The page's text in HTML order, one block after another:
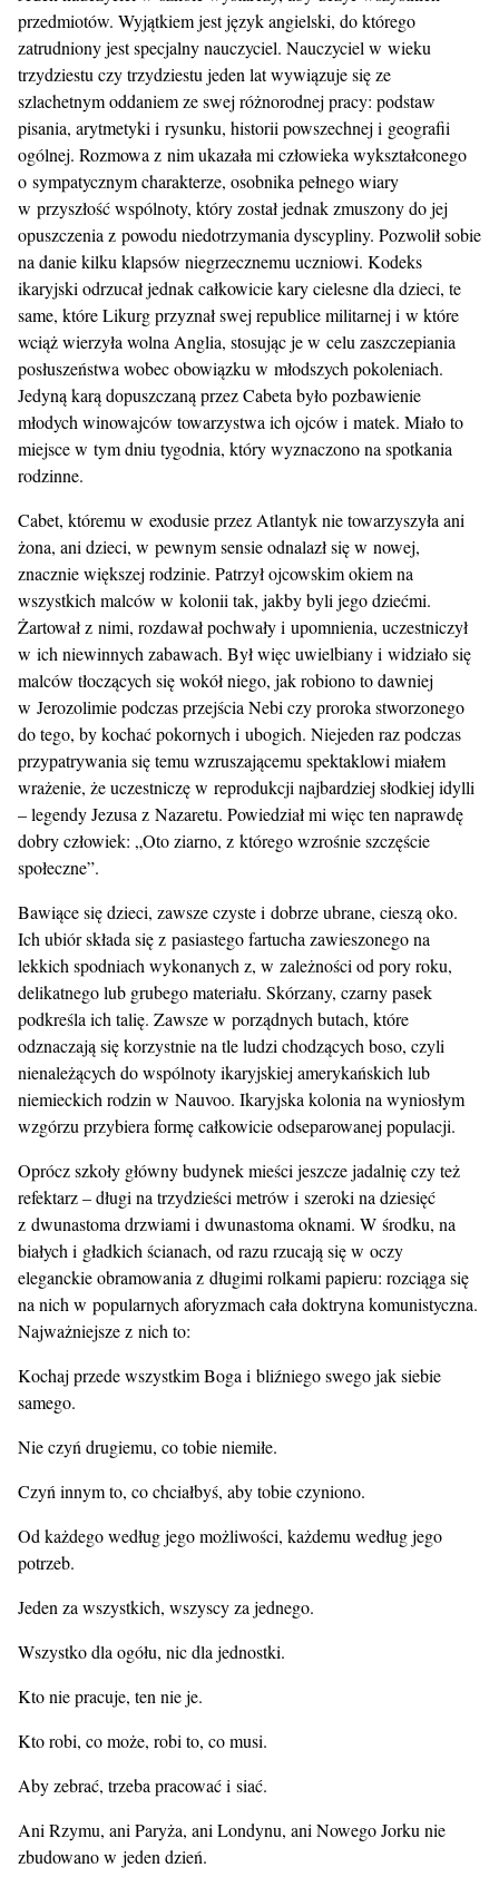
przedmiotów. Wyjątkiem jest język angielski, do którego
zatrudniony jest specjalny nauczyciel. Nauczyciel w wieku
trzydziestu czy trzydziestu jeden lat wywiązuje się ze
szlachetnym oddaniem ze swej różnorodnej pracy: podstaw
pisania, arytmetyki i rysunku, historii powszechnej i geografii
ogólnej. Rozmowa z nim ukazała mi człowieka wykształconego
o sympatycznym charakterze, osobnika pełnego wiary
w przyszłość wspólnoty, który został jednak zmuszony do jej
opuszczenia z powodu niedotrzymania dyscypliny. Pozwolił sobie
na danie kilku klapsów niegrzecznemu uczniowi. Kodeks
ikaryjski odrzucał jednak całkowicie kary cielesne dla dzieci, te
same, które Likurg przyznał swej republice militarnej i w które
wciąż wierzyła wolna Anglia, stosując je w celu zaszczepiania
posłuszeństwa wobec obowiązku w młodszych pokoleniach.
Jedyną karą dopuszczaną przez Cabeta było pozbawienie
młodych winowajców towarzystwa ich ojców i matek. Miało to
miejsce w tym dniu tygodnia, który wyznaczono na spotkania
rodzinne.
Cabet, któremu w exodusie przez Atlantyk nie towarzyszyła ani
żona, ani dzieci, w pewnym sensie odnalazł się w nowej,
znacznie większej rodzinie. Patrzył ojcowskim okiem na
wszystkich malców w kolonii tak, jakby byli jego dziećmi.
Żartował z nimi, rozdawał pochwały i upomnienia, uczestniczył
w ich niewinnych zabawach. Był więc uwielbiany i widziało się
malców tłoczących się wokół niego, jak robiono to dawniej
w Jerozolimie podczas przejścia Nebi czy proroka stworzonego
do tego, by kochać pokornych i ubogich. Niejeden raz podczas
przypatrywania się temu wzruszającemu spektaklowi miałem
wrażenie, że uczestniczę w reprodukcji najbardziej słodkiej idylli
– legendy Jezusa z Nazaretu. Powiedział mi więc ten naprawdę
dobry człowiek: „Oto ziarno, z którego wzrośnie szczęście
społeczne”.
Bawiące się dzieci, zawsze czyste i dobrze ubrane, cieszą oko.
Ich ubiór składa się z pasiastego fartucha zawieszonego na
lekkich spodniach wykonanych z, w zależności od pory roku,
delikatnego lub grubego materiału. Skórzany, czarny pasek
podkreśla ich talię. Zawsze w porządnych butach, które
odznaczają się korzystnie na tle ludzi chodzących boso, czyli
nienależących do wspólnoty ikaryjskiej amerykańskich lub
niemieckich rodzin w Nauvoo. Ikaryjska kolonia na wyniosłym
wzgórzu przybiera formę całkowicie odseparowanej populacji.
Oprócz szkoły główny budynek mieści jeszcze jadalnię czy też
refektarz – długi na trzydzieści metrów i szeroki na dziesięć
z dwunastoma drzwiami i dwunastoma oknami. W środku, na
białych i gładkich ścianach, od razu rzucają się w oczy
eleganckie obramowania z długimi rolkami papieru: rozciąga się
na nich w popularnych aforyzmach cała doktryna komunistyczna.
Najważniejsze z nich to:
Kochaj przede wszystkim Boga i bliźniego swego jak siebie
samego.
Nie czyń drugiemu, co tobie niemiłe.
Czyń innym to, co chciałbyś, aby tobie czyniono.
Od każdego według jego możliwości, każdemu według jego
potrzeb.
Jeden za wszystkich, wszyscy za jednego.
Wszystko dla ogółu, nic dla jednostki.
Kto nie pracuje, ten nie je.
Kto robi, co może, robi to, co musi.
Aby zebrać, trzeba pracować i siać.
Ani Rzymu, ani Paryża, ani Londynu, ani Nowego Jorku nie
zbudowano w jeden dzień.